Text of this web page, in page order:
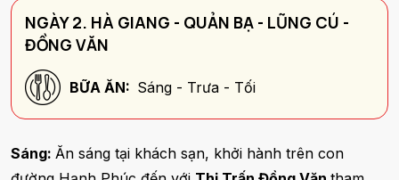
NGÀY 2. HÀ GIANG - QUẢN BẠ - LŨNG CÚ -
ĐỒNG VĂN
BỮA ĂN: Sáng - Trưa - Tối
Sáng: Ăn sáng tại khách sạn, khởi hành trên con